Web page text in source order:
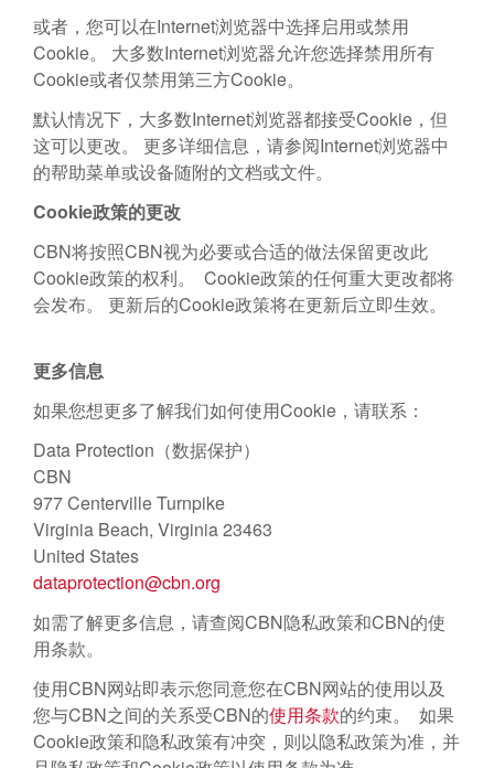
或者，您可以在Internet浏览器中选择启用或禁用
Cookie。 大多数Internet浏览器允许您选择禁用所有
Cookie或者仅禁用第三方Cookie。
默认情况下，大多数Internet浏览器都接受Cookie，但
这可以更改。 更多详细信息，请参阅Internet浏览器中
的帮助菜单或设备随附的文档或文件。
Cookie政策的更改
CBN将按照CBN视为必要或合适的做法保留更改此
Cookie政策的权利。 Cookie政策的任何重大更改都将
会发布。 更新后的Cookie政策将在更新后立即生效。
更多信息
如果您想更多了解我们如何使用Cookie，请联系：
Data Protection（数据保护）
CBN
977 Centerville Turnpike
Virginia Beach, Virginia 23463
United States
dataprotection@cbn.org
如需了解更多信息，请查阅CBN隐私政策和CBN的使
用条款。
使用CBN网站即表示您同意您在CBN网站的使用以及
您与CBN之间的关系受CBN的使用条款的约束。 如果
Cookie政策和隐私政策有冲突，则以隐私政策为准，并